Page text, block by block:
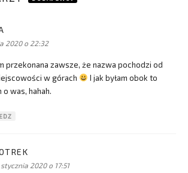
2020 o 22:32
przekonana zawsze, że nazwa pochodzi od
w górach
I jak byłam obok to
o was, hahah.
2020 o 17:51